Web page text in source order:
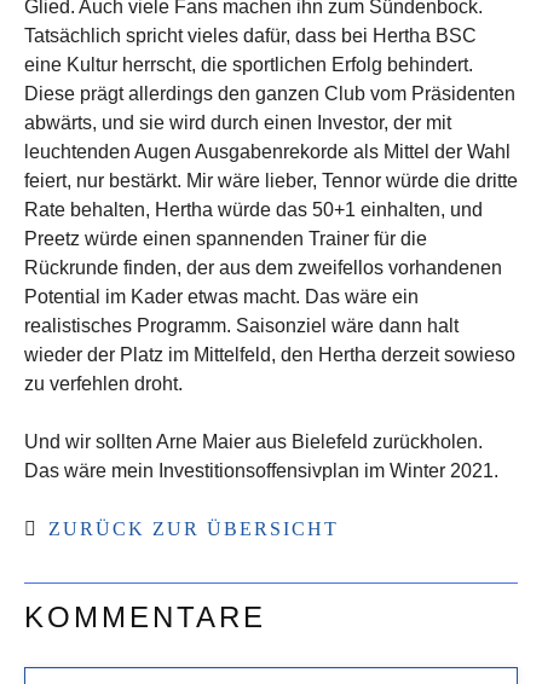
Glied. Auch viele Fans machen ihn zum Sündenbock.
Tatsächlich spricht vieles dafür, dass bei Hertha BSC
eine Kultur herrscht, die sportlichen Erfolg behindert.
Diese prägt allerdings den ganzen Club vom Präsidenten
abwärts, und sie wird durch einen Investor, der mit
leuchtenden Augen Ausgabenrekorde als Mittel der Wahl
feiert, nur bestärkt. Mir wäre lieber, Tennor würde die dritte
Rate behalten, Hertha würde das 50+1 einhalten, und
Preetz würde einen spannenden Trainer für die
Rückrunde finden, der aus dem zweifellos vorhandenen
Potential im Kader etwas macht. Das wäre ein
realistisches Programm. Saisonziel wäre dann halt
wieder der Platz im Mittelfeld, den Hertha derzeit sowieso
zu verfehlen droht.
Und wir sollten Arne Maier aus Bielefeld zurückholen.
Das wäre mein Investitionsoffensivplan im Winter 2021.
ZURÜCK ZUR ÜBERSICHT
KOMMENTARE